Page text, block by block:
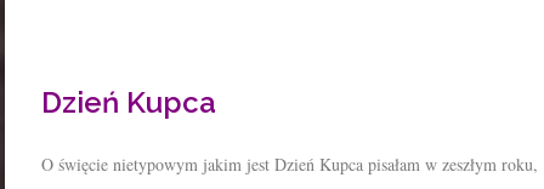
Dzień Kupca
O święcie nietypowym jakim jest Dzień Kupca pisałam w zeszłym roku,